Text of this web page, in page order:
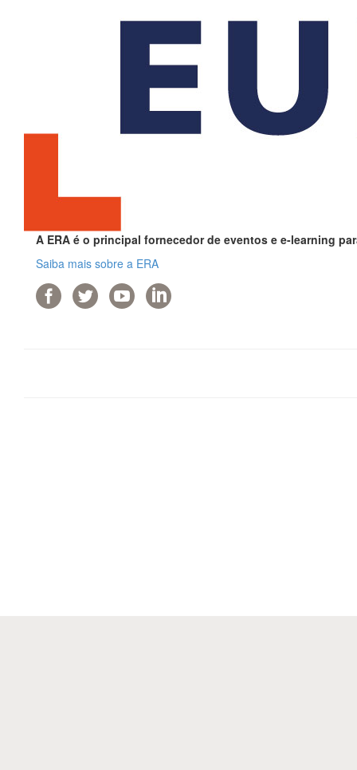
A ERA é o principal fornecedor de eventos e e-learning
Saiba mais sobre a ERA